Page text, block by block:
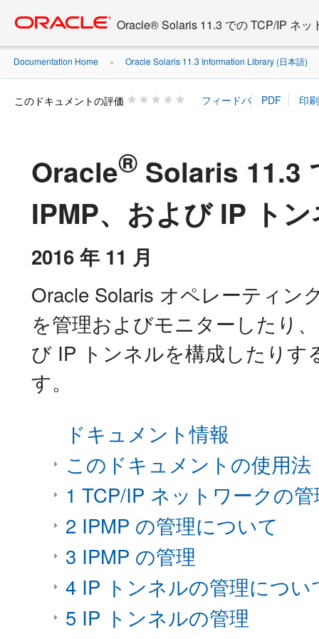
content
Oracle® Solaris 11.3 での TCP/IP ネ
Documentation Home » Oracle Solaris 11.3 Information Library (日本語)
このドキュメントの評価
Oracle® Solaris 11.3
IPMP、および IP ト
2016 年 11 月
Oracle Solaris オペレーティン
を管理およびモニターしたり
び IP トンネルを構成したり
す。
ドキュメント情報
このドキュメントの使用法
1 TCP/IP ネットワークの
2 IPMP の管理について
3 IPMP の管理
4 IP トンネルの管理につい
5 IP トンネルの管理